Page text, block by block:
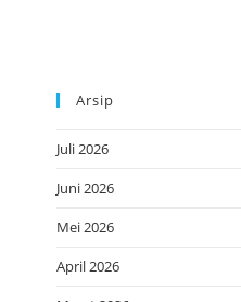
Arsip
Juli 2026
Juni 2026
Mei 2026
April 2026